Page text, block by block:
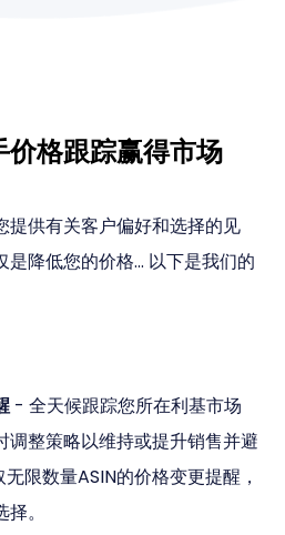
格跟踪赢得市场
提供有关客户偏好和选择的见
降低您的价格... 以下是我们的
- 全天候跟踪您所在利基市场
调整策略以维持或提升销售并避
限数量ASIN的价格变更提醒，
。